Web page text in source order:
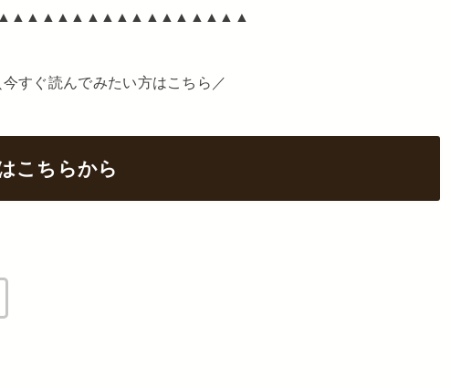
今すぐ読んでみたい方はこちら／
こちらから